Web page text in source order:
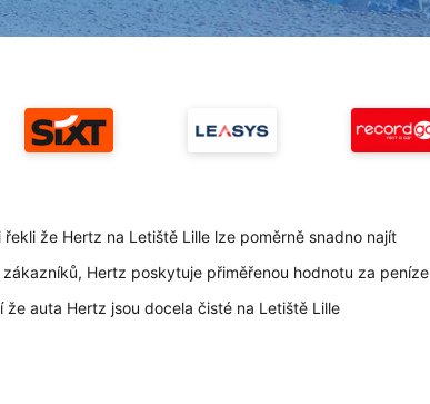
řekli že Hertz na Letiště Lille lze poměrně snadno najít
zákazníků, Hertz poskytuje přiměřenou hodnotu za peníze
že auta Hertz jsou docela čisté na Letiště Lille